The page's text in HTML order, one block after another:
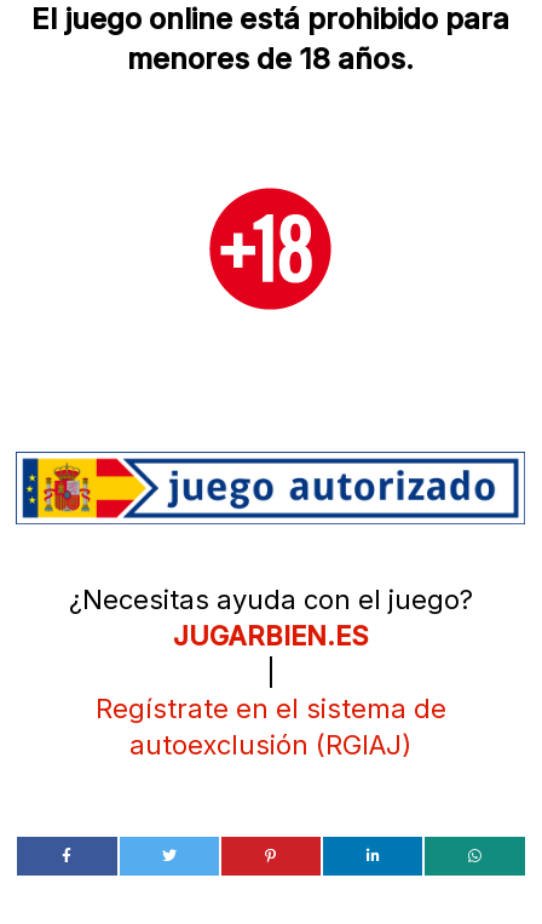
El juego online está prohibido para
menores de 18 años.
¿Necesitas ayuda con el juego?
JUGARBIEN.ES
Regístrate en el sistema de
autoexclusión (RGIAJ)